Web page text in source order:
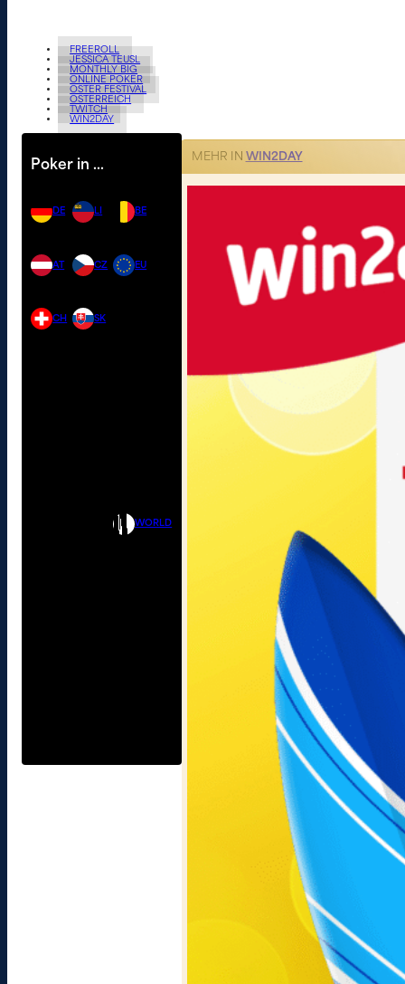
FREEROLL
JESSICA TEUSL
MONTHLY BIG
ONLINE POKER
OSTER FESTIVAL
ÖSTERREICH
TWITCH
WIN2DAY
Poker in …
DE
AT
CH
LI
CZ
SK
BE
EU
WORLD
MEHR IN WIN2DAY